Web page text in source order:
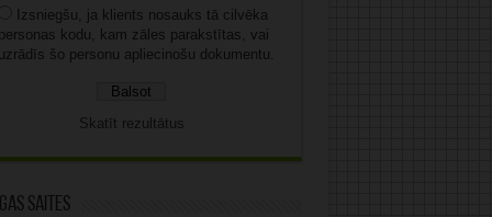
Izsniegšu, ja klients nosauks tā cilvēka
kodu, kam zāles parakstītas, vai
šo personu apliecinošu dokumentu.
Skatīt rezultātus
saites